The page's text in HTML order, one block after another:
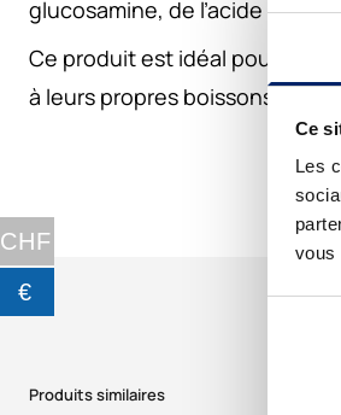
Ce
Les
vous
glucosamine, de l’acide
Ce produit est idéal pour les
à leurs propres boissons ou
Produits similaires
CHF
€